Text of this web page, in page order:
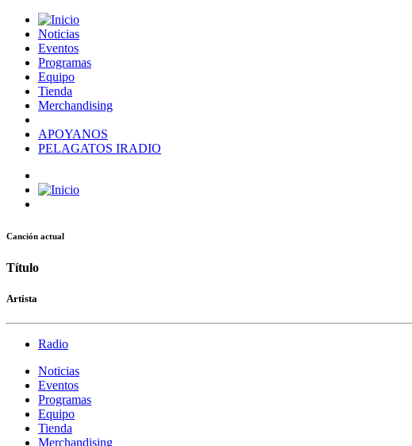
Noticias
Eventos
Programas
Equipo
Tienda
Merchandising
APOYANOS
PELAGATOS IRADIO
Canción actual
Título
Artista
Radio
Noticias
Eventos
Programas
Equipo
Tienda
Merchandising